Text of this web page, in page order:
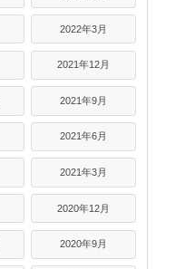
2022年3月
2021年12月
2021年9月
2021年6月
2021年3月
2020年12月
2020年9月